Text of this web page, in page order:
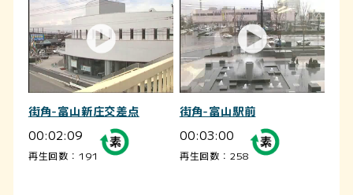
街角-富山新庄交差点
00:02:09
再生回数：191
街角-富山駅前
00:03:00
再生回数：258